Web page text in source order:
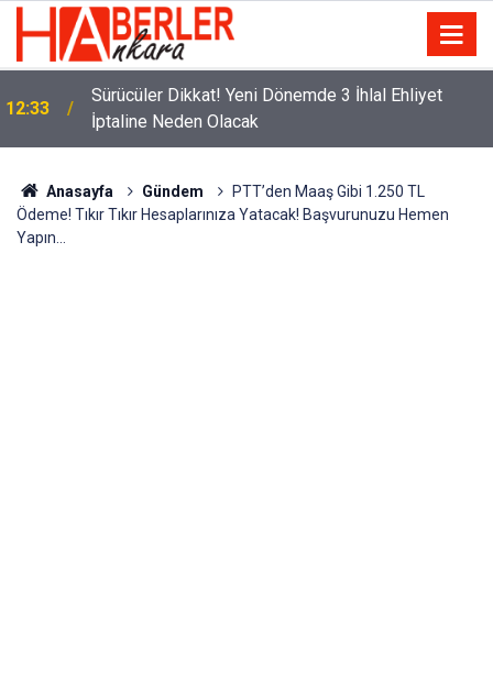
12:33
Sürücüler Dikkat! Yeni Dönemde 3 İhlal Ehliyet
İptaline Neden Olacak
Anasayfa Gündem
PTT’den Maaş Gibi 1.250 TL
Ödeme! Tıkır Tıkır Hesaplarınıza Yatacak! Başvurunuzu Hemen
Yapın…